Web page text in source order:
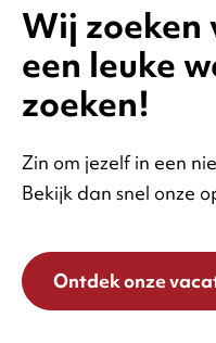
Wij zoeken
een leuke
zoeken!
Zin om jezelf in een
Bekijk dan snel onze
Ontdek onze